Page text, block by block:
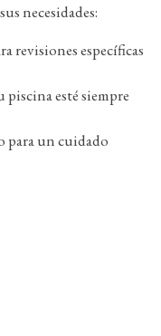
necesidades:
revisiones específicas
piscina esté siempre
para un cuidado